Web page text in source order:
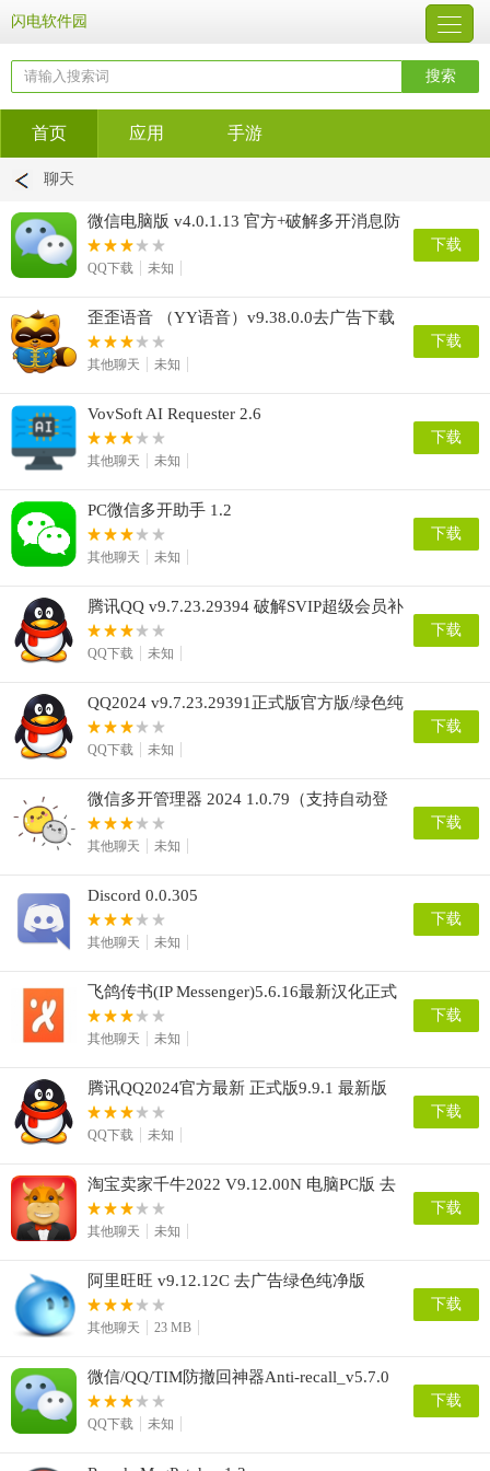
闪电软件园
首页 应用 手游
聊天
微信电脑版 v4.0.1.13 官方+破解多开消息防
撤回去升级补丁
QQ下载 未知
下载
歪歪语音 （YY语音）v9.38.0.0去广告下载
其他聊天 未知
下载
VovSoft AI Requester 2.6
其他聊天 未知
下载
PC微信多开助手 1.2
其他聊天 未知
下载
腾讯QQ v9.7.23.29394 破解SVIP超级会员补
丁
QQ下载 未知
下载
QQ2024 v9.7.23.29391正式版官方版/绿色纯
净去广告版
QQ下载 未知
下载
微信多开管理器 2024 1.0.79（支持自动登
录）
其他聊天 未知
下载
Discord 0.0.305
其他聊天 未知
下载
飞鸽传书(IP Messenger)5.6.16最新汉化正式
版
其他聊天 未知
下载
腾讯QQ2024官方最新 正式版9.9.1 最新版
QQ下载 未知
下载
淘宝卖家千牛2022 V9.12.00N 电脑PC版 去
广告绿色版
其他聊天 未知
下载
阿里旺旺 v9.12.12C 去广告绿色纯净版
其他聊天 23 MB
下载
微信/QQ/TIM防撤回神器Anti-recall_v5.7.0
破解VIP版
QQ下载 未知
下载